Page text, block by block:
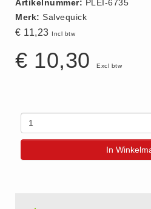
Retourneren
Algemene Voorwaarden
AED apparaten (11)
ACTIE
Actie (5)
Artikelnummer: PLEI-6735
Merk: Salvequick
€ 11,23 Incl btw
€ 10,30 Excl btw
In